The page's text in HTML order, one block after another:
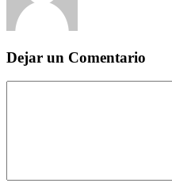
Dejar un Comentario